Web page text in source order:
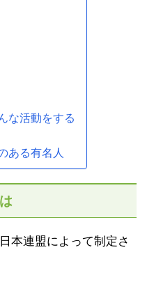
な活動をする
ある有名人
本連盟によって制定さ